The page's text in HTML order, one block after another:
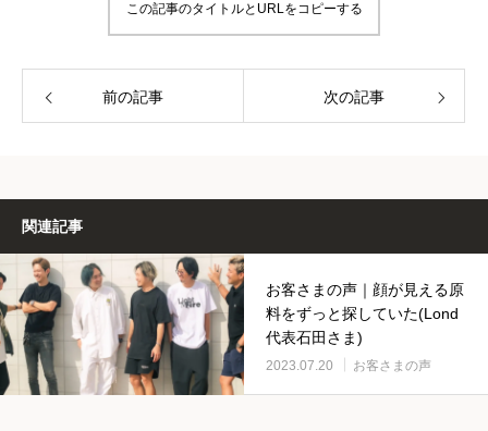
この記事のタイトルとURLをコピーする
前の記事 次の記事
関連記事
お客さまの声｜顔が見える原
料をずっと探していた(Lond
代表石田さま)
2023.07.20 お客さまの声